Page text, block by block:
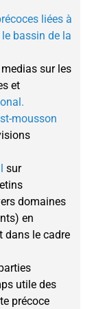
liées à
bassin de la
sur les
et
mousson
sur
domaines
en
dans le cadre
utile des
précoce